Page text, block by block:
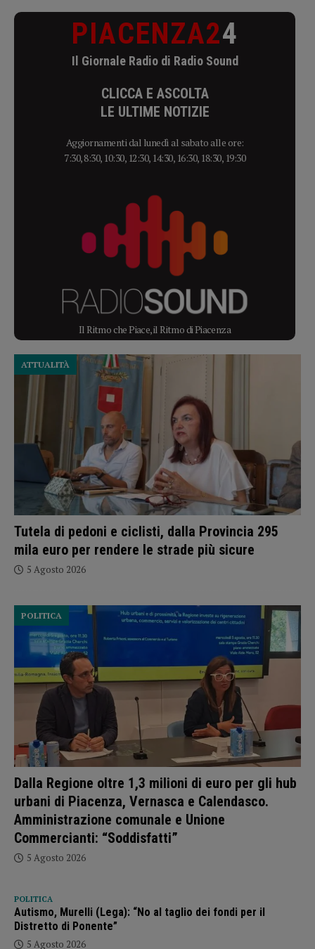
PIACENZA24
Il Giornale Radio di Radio Sound
CLICCA E ASCOLTA
LE ULTIME NOTIZIE
Aggiornamenti dal lunedì al sabato alle ore:
7:30, 8:30, 10:30, 12:30, 14:30, 16:30, 18:30, 19:30
Il Ritmo che Piace, il Ritmo di Piacenza
Tutela di pedoni e ciclisti, dalla Provincia 295
mila euro per rendere le strade più sicure
ATTUALITÀ
5 Agosto 2026
Dalla Regione oltre 1,3 milioni di euro per gli hub
urbani di Piacenza, Vernasca e Calendasco.
Amministrazione comunale e Unione
Commercianti: “Soddisfatti”
POLITICA
5 Agosto 2026
POLITICA
Autismo, Murelli (Lega): “No al taglio dei fondi per il
Distretto di Ponente”
5 Agosto 2026